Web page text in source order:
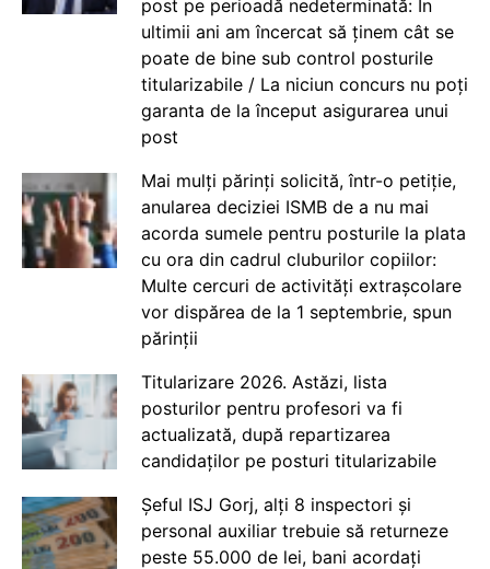
post pe perioadă nedeterminată: În
ultimii ani am încercat să ținem cât se
poate de bine sub control posturile
titularizabile / La niciun concurs nu poți
garanta de la început asigurarea unui
post
Mai mulți părinți solicită, într-o petiție,
anularea deciziei ISMB de a nu mai
acorda sumele pentru posturile la plata
cu ora din cadrul cluburilor copiilor:
Multe cercuri de activități extrașcolare
vor dispărea de la 1 septembrie, spun
părinții
Titularizare 2026. Astăzi, lista
posturilor pentru profesori va fi
actualizată, după repartizarea
candidaților pe posturi titularizabile
Șeful ISJ Gorj, alți 8 inspectori și
personal auxiliar trebuie să returneze
peste 55.000 de lei, bani acordați